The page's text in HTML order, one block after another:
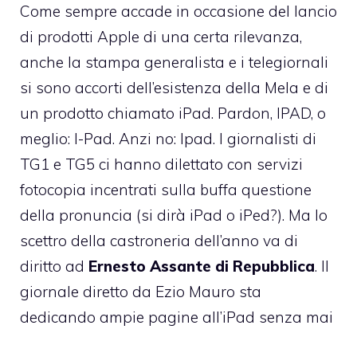
Come sempre accade in occasione del lancio
di prodotti Apple di una certa rilevanza,
anche la stampa generalista e i telegiornali
si sono accorti dell’esistenza della Mela e di
un prodotto chiamato iPad. Pardon, IPAD, o
meglio: I-Pad. Anzi no: Ipad. I giornalisti di
TG1 e TG5 ci hanno dilettato con servizi
fotocopia incentrati sulla buffa questione
della pronuncia (si dirà iPad o iPed?). Ma lo
scettro della castroneria dell’anno va di
diritto ad Ernesto Assante di Repubblica. Il
giornale diretto da Ezio Mauro sta
dedicando ampie pagine all’iPad senza mai